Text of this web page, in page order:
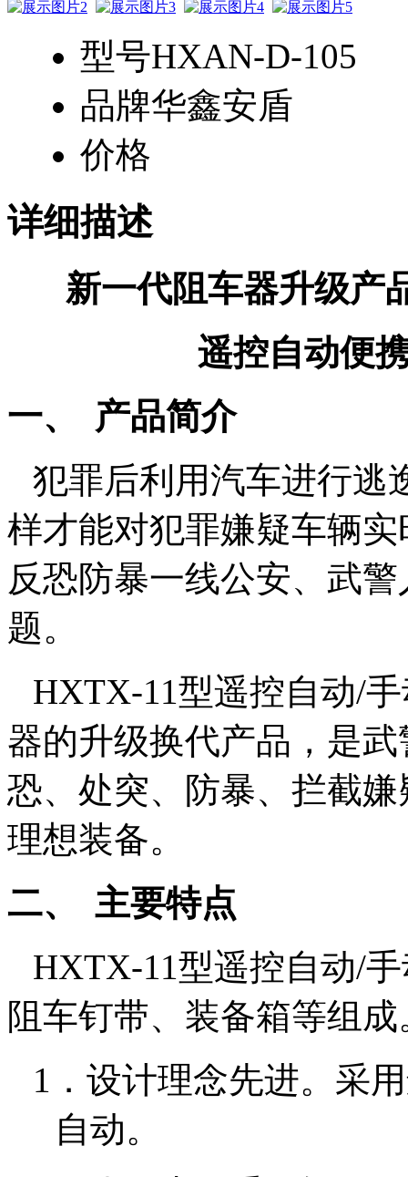
型号HXAN-D-105
品牌华鑫安盾
价格
详细描述
新一代阻车器升级产
遥控自动便
一、
产品简介
犯罪后利用汽车进行逃
样才能对犯罪嫌疑车辆
反恐防暴一线公安、武
题。
HXTX-11型遥控自动/
器的升级换代产品，是
恐、处突、防暴、拦截
理想装备。
二、
主要特点
HXTX-11型遥控自动/
阻车钉带、装备箱等组成
1． 设计理念先进。采
自动。